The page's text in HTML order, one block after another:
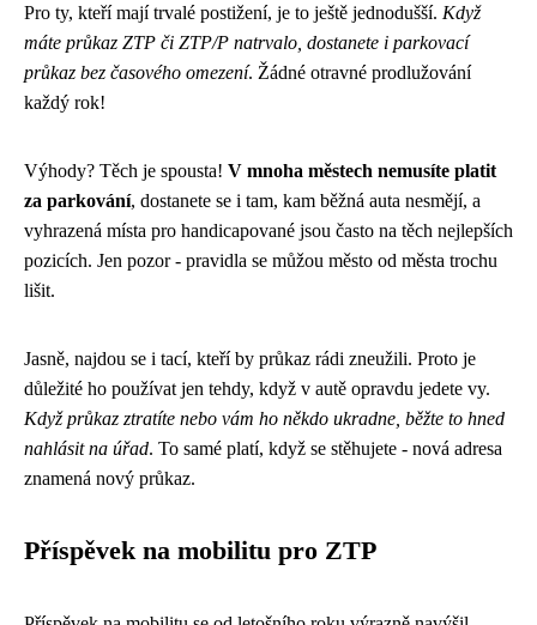
Pro ty, kteří mají trvalé postižení, je to ještě jednodušší. Když
máte průkaz ZTP či ZTP/P natrvalo, dostanete i parkovací
průkaz bez časového omezení. Žádné otravné prodlužování
každý rok!
Výhody? Těch je spousta! V mnoha městech nemusíte platit
za parkování, dostanete se i tam, kam běžná auta nesmějí, a
vyhrazená místa pro handicapované jsou často na těch nejlepších
pozicích. Jen pozor - pravidla se můžou město od města trochu
lišit.
Jasně, najdou se i tací, kteří by průkaz rádi zneužili. Proto je
důležité ho používat jen tehdy, když v autě opravdu jedete vy.
Když průkaz ztratíte nebo vám ho někdo ukradne, běžte to hned
nahlásit na úřad. To samé platí, když se stěhujete - nová adresa
znamená nový průkaz.
Příspěvek na mobilitu pro ZTP